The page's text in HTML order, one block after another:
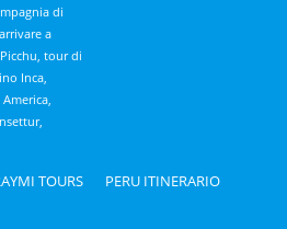
di
a
tour di
Inca,
TOURS PERU ITINERARIO